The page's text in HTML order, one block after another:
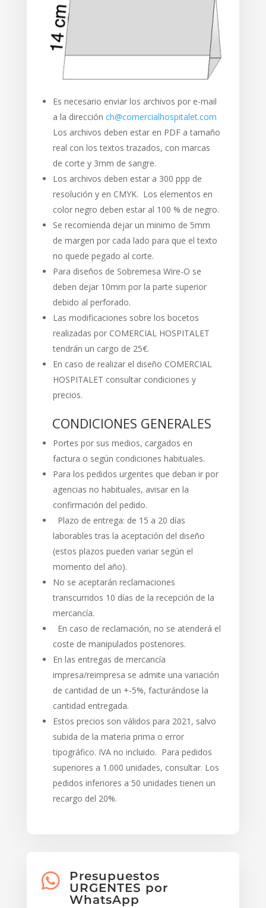
Es necesario enviar los archivos por e-mail
a la dirección ch@comercialhospitalet.com
Los archivos deben estar en PDF a tamaño
real con los textos trazados, con marcas
de corte y 3mm de sangre.
Los archivos deben estar a 300 ppp de
resolución y en CMYK. Los elementos en
color negro deben estar al 100 % de negro.
Se recomienda dejar un minimo de 5mm
de margen por cada lado para que el texto
no quede pegado al corte.
Para diseños de Sobremesa Wire-O se
deben dejar 10mm por la parte superior
debido al perforado.
Las modificaciones sobre los bocetos
realizadas por COMERCIAL HOSPITALET
tendrán un cargo de 25€.
En caso de realizar el diseño COMERCIAL
HOSPITALET consultar condiciones y
precios.
CONDICIONES GENERALES
Portes por sus medios, cargados en
factura o según condiciones habituales.
Para los pedidos urgentes que deban ir por
agencias no habituales, avisar en la
confirmación del pedido.
Plazo de entrega: de 15 a 20 días
laborables tras la aceptación del diseño
(estos plazos pueden variar según el
momento del año).
No se aceptarán reclamaciones
transcurridos 10 días de la recepción de la
mercancía.
En caso de reclamación, no se atenderá el
coste de manipulados posteriores.
En las entregas de mercancía
impresa/reimpresa se admite una variación
de cantidad de un +-5%, facturándose la
cantidad entregada.
Estos precios son válidos para 2021, salvo
subida de la materia prima o error
tipográfico. IVA no incluido. Para pedidos
superiores a 1.000 unidades, consultar. Los
pedidos inferiores a 50 unidades tienen un
recargo del 20%.

Presupuestos
URGENTES por
WhatsApp